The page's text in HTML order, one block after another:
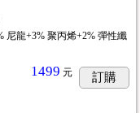
尼龍+3% 聚丙烯+2% 彈性纖
1499 元 訂購